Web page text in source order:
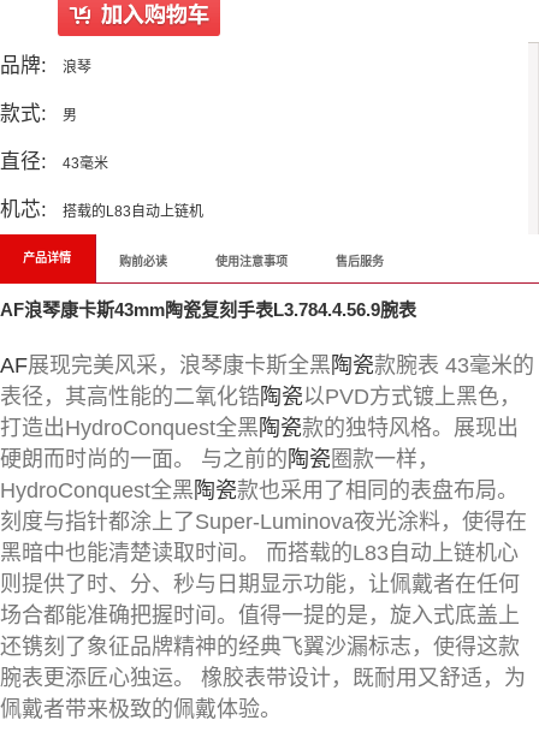
品牌: 浪琴
款式: 男
直径: 43毫米
机芯: 搭载的L83自动上链机
产品详情 购前必读 使用注意事项 售后服务
AF浪琴康卡斯43mm陶瓷复刻手表L3.784.4.56.9腕表
AF展现完美风采，浪琴康卡斯全黑 陶瓷款腕表 43毫米的
表径，其高性能的二氧化锆陶瓷以PVD方式镀上黑色，
打造出HydroConquest全黑 陶瓷款的独特风格。展现出
硬朗而时尚的一面。 与之前的 陶瓷 圈款一样，
HydroConquest全黑 陶瓷款也采用了相同的表盘布局。
刻度与指针都涂上了Super-Luminova夜光涂料，使得在
黑暗中也能清楚读取时间。 而搭载的L83自动上链机心
则提供了时、分、秒与日期显示功能，让佩戴者在任何
场合都能准确把握时间。值得一提的是，旋入式底盖上
还镌刻了象征品牌精神的经典飞翼沙漏标志，使得这款
腕表更添匠心独运。 橡胶表带设计，既耐用又舒适，为
佩戴者带来极致的佩戴体验。